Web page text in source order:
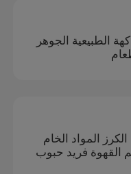
الطبيعية الجوهر
زهرة الكرز المواد الخام
القهوة فريد حبوب